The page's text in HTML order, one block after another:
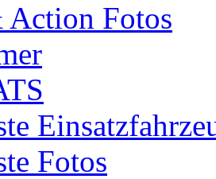
Fotos
Fotos